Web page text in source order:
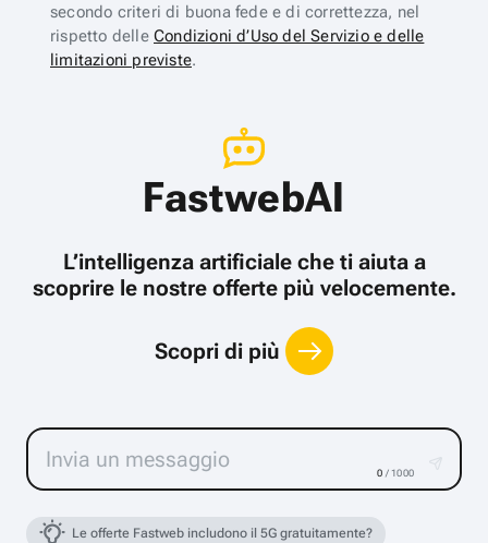
secondo criteri di buona fede e di correttezza, nel
rispetto delle Condizioni d’Uso del Servizio e delle
limitazioni previste.
FastwebAI
L’intelligenza artificiale che ti aiuta a
scoprire le nostre offerte più velocemente.
Scopri di più
0 / 1000
Le offerte Fastweb includono il 5G gratuitamente?